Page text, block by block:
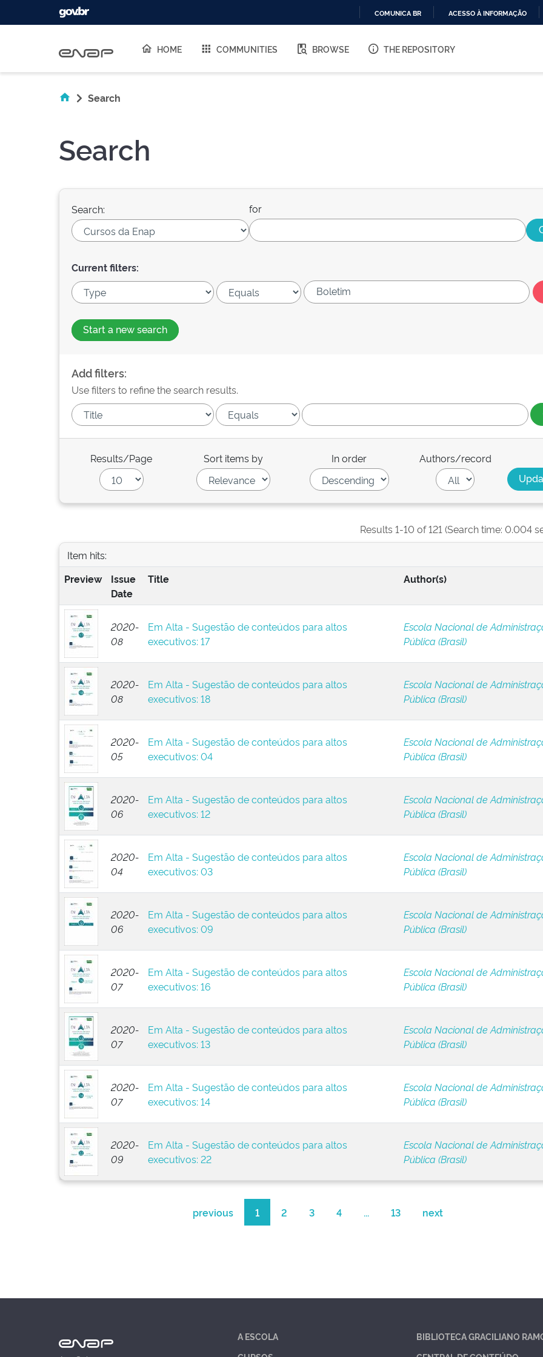
O
COMUNICA BR ACESSO À INFORMAÇÃO
HOME COMMUNITIES BROWSE THE REPOSITORY
Search
Search
Search: for
Current filters:
Start a new search
Add filters:
Use filters to refine the search results.
Results/Page Sort items by In order Authors/record
Results 1-10 of 121 (Search time: 0.004
Item hits:
Preview
Issue
Date
Title Author(s)
2020-
08
Em Alta - Sugestão de conteúdos para altos
executivos: 17
Escola Nacional de
Pública (Brasil)
2020-
08
Em Alta - Sugestão de conteúdos para altos
executivos: 18
Escola Nacional de
Pública (Brasil)
2020-
05
Em Alta - Sugestão de conteúdos para altos
executivos: 04
Escola Nacional de
Pública (Brasil)
2020-
06
Em Alta - Sugestão de conteúdos para altos
executivos: 12
Escola Nacional de
Pública (Brasil)
2020-
04
Em Alta - Sugestão de conteúdos para altos
executivos: 03
Escola Nacional de
Pública (Brasil)
2020-
06
Em Alta - Sugestão de conteúdos para altos
executivos: 09
Escola Nacional de
Pública (Brasil)
2020-
07
Em Alta - Sugestão de conteúdos para altos
executivos: 16
Escola Nacional de
Pública (Brasil)
2020-
07
Em Alta - Sugestão de conteúdos para altos
executivos: 13
Escola Nacional de
Pública (Brasil)
2020-
07
Em Alta - Sugestão de conteúdos para altos
executivos: 14
Escola Nacional de
Pública (Brasil)
2020-
09
Em Alta - Sugestão de conteúdos para altos
executivos: 22
Escola Nacional de
Pública (Brasil)
previous 1 2 3 4 ... 13 next
A ESCOLA
BIBLIOTECA GRACILIANO